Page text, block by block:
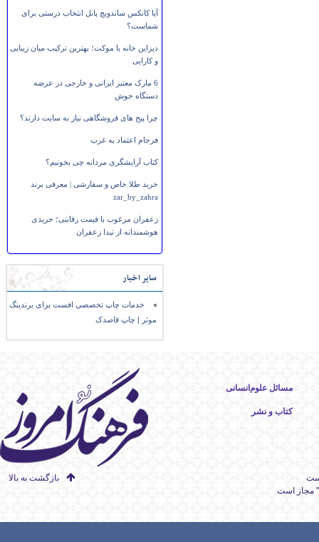
آیا کانکس ساندویچ پانل انتخاب درستی برای
شماست؟
دیزاین خانه با موکت؛ بهترین ترکیب میان زیبایی
و کارایی
6 مارک معتبر ایرانی و خارجی در عرضه
دستگاه جوش
چرا پیج های فروشگاهی نیاز به سایت دارند؟
فرجام اعتماد به غرب
کتاب آرایشگری مردانه چی بخونیم؟
خرید طلا خاص و سفارشی | معرفی برند
zar_by_zahra
زعفران مرغوب با قیمت رقابتی؛ خریدی
هوشمندانه از تیدا زعفران
سایر اخبار
خدمات چاپ تخصصی افست برای برندینگ
موثر | چاپ قاصدک
مسائل علوم‌انسانی
کتاب و نشر
بازگشت به بالا
" مجاز است